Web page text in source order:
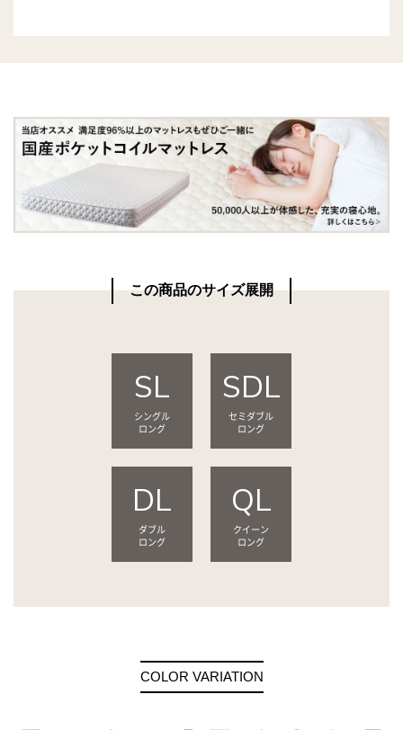
この商品のサイズ展開
SL
シングル
ロング
SDL
セミダブル
ロング
DL
ダブル
ロング
QL
クイーン
ロング
COLOR VARIATION